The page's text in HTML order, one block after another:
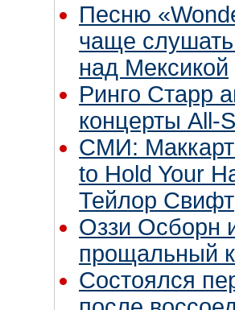
Песню
чаще
над Мексикой
Ринго Старр
концерты All-
СМИ:
to Hold Your
Тейлор Свифт
Оззи Осборн
прощальный
Состоялся